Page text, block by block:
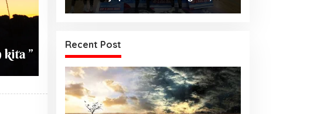
dorong talenta muda berprestasi
Recent Post